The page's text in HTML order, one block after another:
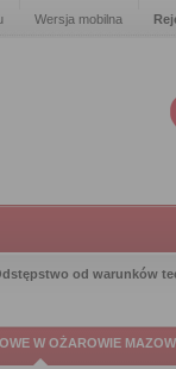
Wersja mobilna
od warunków
W OŻAROWIE